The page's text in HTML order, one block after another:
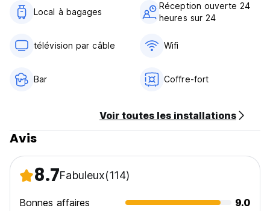
Local à bagages
Réception ouverte 24
heures sur 24
télévision par câble Wifi
Bar Coffre-fort
Voir toutes les installations
Avis
8.7Fabuleux(114)
Bonnes affaires
9.0